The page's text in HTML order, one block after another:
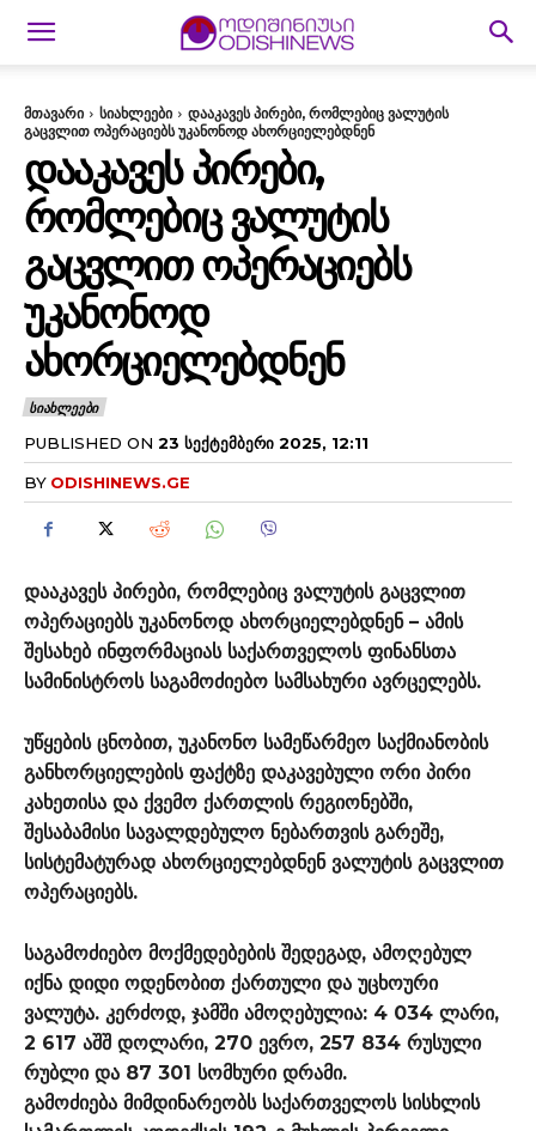
მთავარი სიახლეები
დააკავეს პირები, რომლებიც ვალუტის
გაცვლით ოპერაციებს უკანონოდ ახორციელებდნენ
ᲓᲐᲐᲙᲐᲕᲔᲡ ᲞᲘᲠᲔᲑᲘ,
ᲠᲝᲛᲚᲔᲑᲘᲪ ᲕᲐᲚᲣᲢᲘᲡ
ᲒᲐᲪᲕᲚᲘᲗ ᲝᲞᲔᲠᲐᲪᲘᲔᲑᲡ
ᲣᲙᲐᲜᲝᲜᲝᲓ
ᲐᲮᲝᲠᲪᲘᲔᲚᲔᲑᲓᲜᲔᲜ
ᲡᲘᲐᲮᲚᲔᲔᲑᲘ
PUBLISHED ON 23 ᲡᲔᲥᲢᲔᲛᲑᲔᲠᲘ 2025, 12:11
BY ODISHINEWS.GE
დააკავეს პირები, რომლებიც ვალუტის გაცვლით
ოპერაციებს უკანონოდ ახორციელებდნენ – ამის
შესახებ ინფორმაციას საქართველოს ფინანსთა
სამინისტროს საგამოძიებო სამსახური ავრცელებს.
უწყების ცნობით, უკანონო სამეწარმეო საქმიანობის
განხორციელების ფაქტზე დაკავებული ორი პირი
კახეთისა და ქვემო ქართლის რეგიონებში,
შესაბამისი სავალდებულო ნებართვის გარეშე,
სისტემატურად ახორციელებდნენ ვალუტის გაცვლით
ოპერაციებს.
საგამოძიებო მოქმედებების შედეგად, ამოღებულ
იქნა დიდი ოდენობით ქართული და უცხოური
ვალუტა. კერძოდ, ჯამში ამოღებულია: 4 034 ლარი,
2 617 აშშ დოლარი, 270 ევრო, 257 834 რუსული
რუბლი და 87 301 სომხური დრამი.
გამოძიება მიმდინარეობს საქართველოს სისხლის